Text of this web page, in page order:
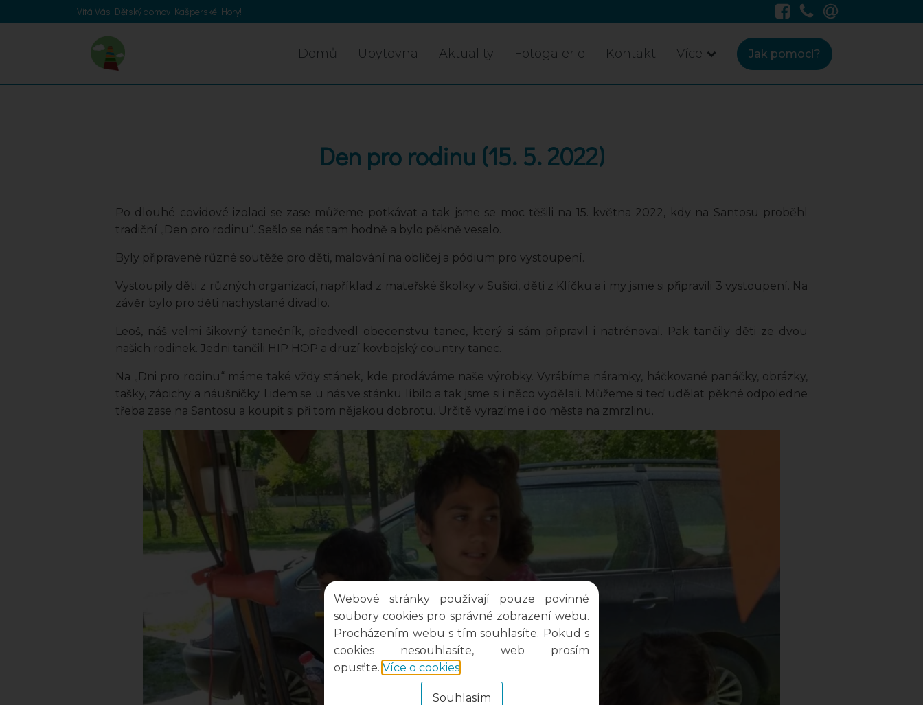
Vítá Vás Dětský domov Kašperské Hory!
Domů Ubytovna Aktuality Fotogalerie Kontakt Více Jak pomoci?
Den pro rodinu (15. 5. 2022)
Po dlouhé covidové izolaci se zase můžeme potkávat a tak jsme se moc těšili na 15. května 2022, kdy na Santosu proběhl
tradiční „Den pro rodinu“. Sešlo se nás tam hodně a bylo pěkně veselo.
Byly připravené různé soutěže pro děti, malování na obličej a pódium pro vystoupení.
Vystoupily děti z různých organizací, například z mateřské školky v Sušici, děti z Klíčku a i my jsme si připravili 3 vystoupení. Na
závěr bylo pro děti nachystané divadlo.
Leoš, náš velmi šikovný tanečník, předvedl obecenstvu tanec, který si sám připravil i natrénoval. Pak tančily děti ze dvou
našich rodinek. Jedni tančili HIP HOP a druzí kovbojský country tanec.
Na „Dni pro rodinu“ máme také vždy stánek, kde prodáváme naše výrobky. Vyrábíme náramky, háčkované panáčky, obrázky,
tašky, zápichy a náušničky. Lidem se u nás ve stánku líbilo a tak jsme si i něco vydělali. Můžeme si teď udělat pěkné odpoledne
třeba zase na Santosu a koupit si při tom nějakou dobrotu. Určitě vyrazíme i do města na zmrzlinu.
Webové stránky používají pouze povinné
soubory cookies pro správné zobrazení webu.
Procházením webu s tím souhlasíte. Pokud s
cookies nesouhlasíte, web prosím
opusťte. Více o cookies
Souhlasím